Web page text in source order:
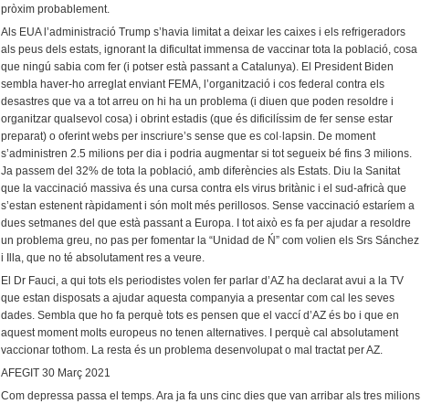
pròxim probablement.
Als EUA l’administració Trump s’havia limitat a deixar les caixes i els refrigeradors
als peus dels estats, ignorant la dificultat immensa de vaccinar tota la població, cosa
que ningú sabia com fer (i potser està passant a Catalunya). El President Biden
sembla haver-ho arreglat enviant FEMA, l’organització i cos federal contra els
desastres que va a tot arreu on hi ha un problema (i diuen que poden resoldre i
organitzar qualsevol cosa) i obrint estadis (que és dificilíssim de fer sense estar
preparat) o oferint webs per inscriure’s sense que es col·lapsin. De moment
s’administren 2.5 milions per dia i podria augmentar si tot segueix bé fins 3 milions.
Ja passem del 32% de tota la població, amb diferències als Estats. Diu la Sanitat
que la vaccinació massiva és una cursa contra els virus britànic i el sud-africà que
s’estan estenent ràpidament i són molt més perillosos. Sense vaccinació estaríem a
dues setmanes del que està passant a Europa. I tot això es fa per ajudar a resoldre
un problema greu, no pas per fomentar la “Unidad de Ń” com volien els Srs Sánchez
i Illa, que no té absolutament res a veure.
El Dr Fauci, a qui tots els periodistes volen fer parlar d’AZ ha declarat avui a la TV
que estan disposats a ajudar aquesta companyia a presentar com cal les seves
dades. Sembla que ho fa perquè tots es pensen que el vaccí d’AZ és bo i que en
aquest moment molts europeus no tenen alternatives. I perquè cal absolutament
vaccionar tothom. La resta és un problema desenvolupat o mal tractat per AZ.
AFEGIT 30 Març 2021
Com depressa passa el temps. Ara ja fa uns cinc dies que van arribar als tres milions